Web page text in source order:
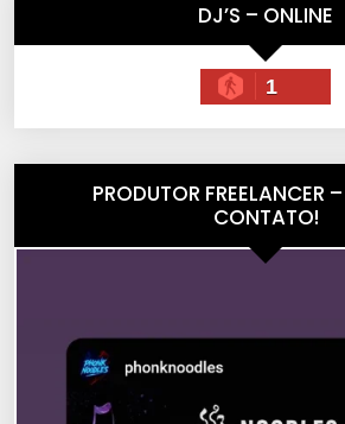
DJ’S – ONLINE
1
PRODUTOR FREELANCER
CONTATO!